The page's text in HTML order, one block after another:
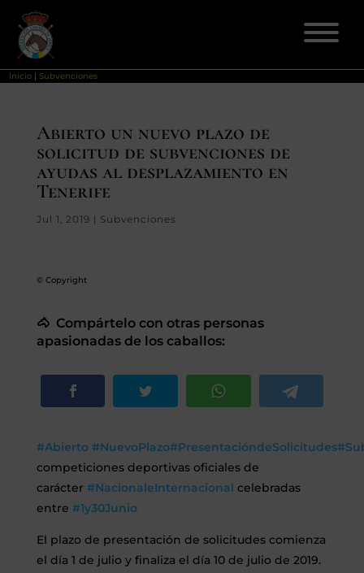
FEDERACIÓN
LICENCIAS
ENSEÑANZA
SEGUROS
ACTUALIDAD
Gran Canaria
Inicio | Subvenciones
Abierto un nuevo plazo de
solicitud de subvenciones de
ayudas al desplazamiento en
Tenerife
Jul 1, 2019 | Subvenciones
© Copyright
🐴 Compártelo con otras personas
apasionadas de los caballos:
#Abierto #NuevoPlazo#PresentacióndeSolicitudes
competiciones deportivas oficiales de
carácter #NacionaleInternacional celebradas
entre #1y30Junio
El plazo de presentación de solicitudes comienza
el día 1 de julio y finaliza el día 10 de julio de 2019.